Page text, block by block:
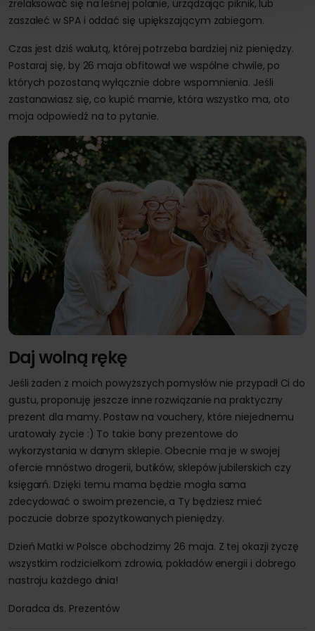
zrelaksować się na leśnej polanie, urządzając piknik, lub
zaszaleć w SPA i oddać się upiększającym zabiegom.
Czas jest dziś walutą, której potrzeba bardziej niż pieniędzy.
Postaraj się, by 26 maja obfitował we wspólne chwile, po
których pozostaną wyłącznie dobre wspomnienia. Jeśli
zastanawiasz się, co kupić mamie, która wszystko ma, oto
moja odpowiedź na to pytanie.
Daj wolną rękę
Jeśli żaden z moich powyższych pomysłów nie przypadł Ci do
gustu, proponuję jeszcze inne rozwiązanie na praktyczny
prezent dla mamy. Postaw na vouchery, które niejednemu
uratowały życie :) To takie bony prezentowe do
wykorzystania w danym sklepie. Obecnie ma je w swojej
ofercie mnóstwo drogerii, butików, sklepów jubilerskich czy
księgarń. Dzięki temu mama będzie mogła sama
zdecydować o swoim prezencie, a Ty będziesz mieć
poczucie dobrze spożytkowanych pieniędzy.
Dzień Matki w Polsce obchodzimy 26 maja. Z tej okazji życzę
wszystkim rodzicielkom zdrowia, pokładów energii i dobrego
nastroju każdego dnia!
Doradca ds. Prezentów